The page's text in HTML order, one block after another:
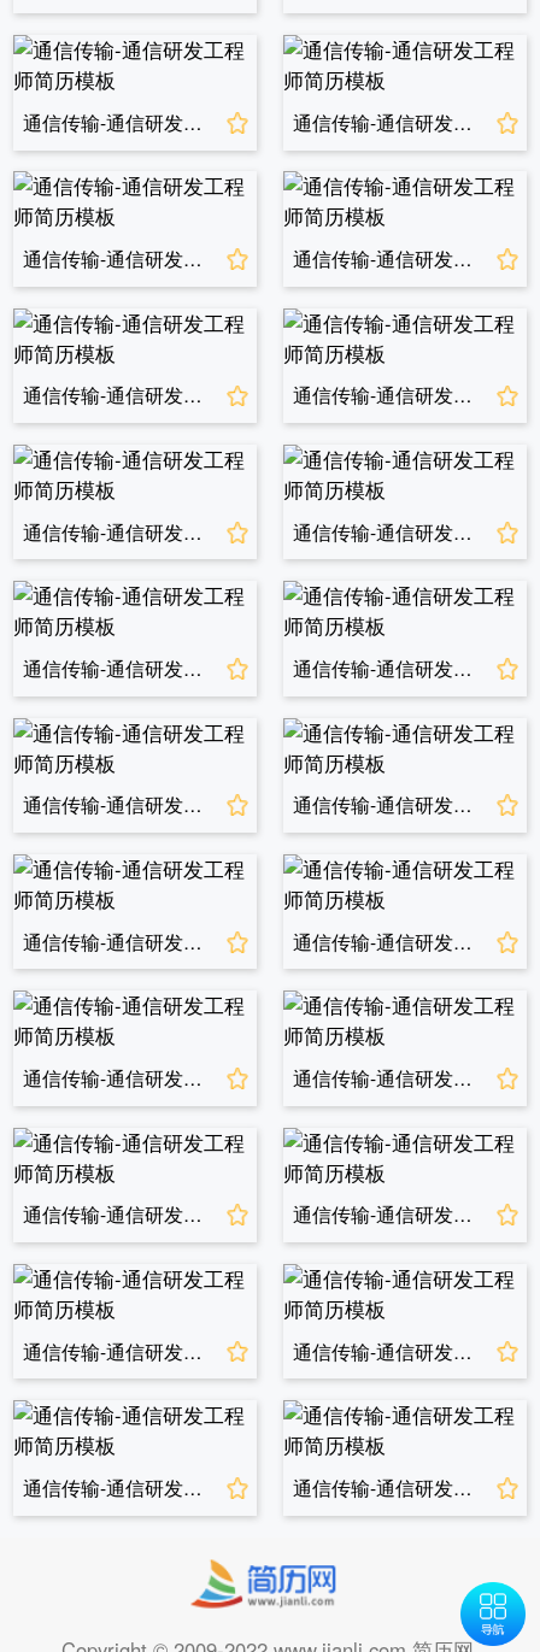
通信传输-通信研发工程师简历模板 通信传输-通信研发工程师简历模板
通信传输-通信研发工程师简历模板 通信传输-通信研发工程师简历模板
通信传输-通信研发工程师简历模板 通信传输-通信研发工程师简历模板
通信传输-通信研发工程师简历模板 通信传输-通信研发工程师简历模板
通信传输-通信研发工程师简历模板 通信传输-通信研发工程师简历模板
通信传输-通信研发工程师简历模板 通信传输-通信研发工程师简历模板
通信传输-通信研发工程师简历模板 通信传输-通信研发工程师简历模板
通信传输-通信研发工程师简历模板 通信传输-通信研发工程师简历模板
通信传输-通信研发工程师简历模板 通信传输-通信研发工程师简历模板
通信传输-通信研发工程师简历模板 通信传输-通信研发工程师简历模板
通信传输-通信研发工程师简历模板 通信传输-通信研发工程师简历模板